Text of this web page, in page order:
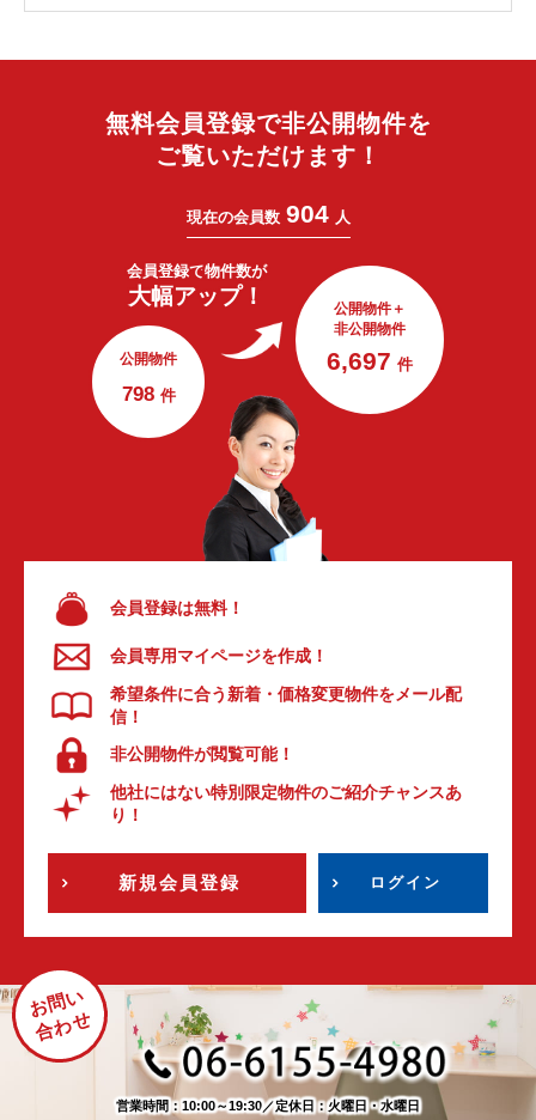
無料会員登録で非公開物件を
ご覧いただけます！
現在の会員数 904 人
会員登録で物件数が
大幅アップ！
公開物件
798 件
公開物件＋
非公開物件
6,697 件
会員登録は無料！
会員専用マイページを作成！
希望条件に合う新着・価格変更物件をメール配
信！
非公開物件が閲覧可能！
他社にはない特別限定物件のご紹介チャンスあ
り！
新規会員登録 ログイン
お問い
合わせ
営業時間：10:00～19:30／定休日：火曜日・水曜日